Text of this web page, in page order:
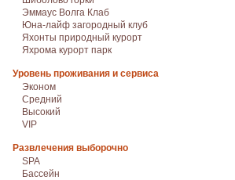
Эммаус Волга Клаб
Юна-лайф загородный клуб
Яхонты природный курорт
Яхрома курорт парк
Уровень проживания и сервиса
Эконом
Средний
Высокий
VIP
Развлечения выборочно
SPA
Бассейн